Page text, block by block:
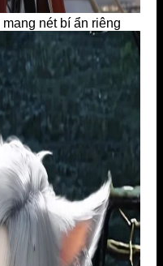
nét bí ẩn riêng